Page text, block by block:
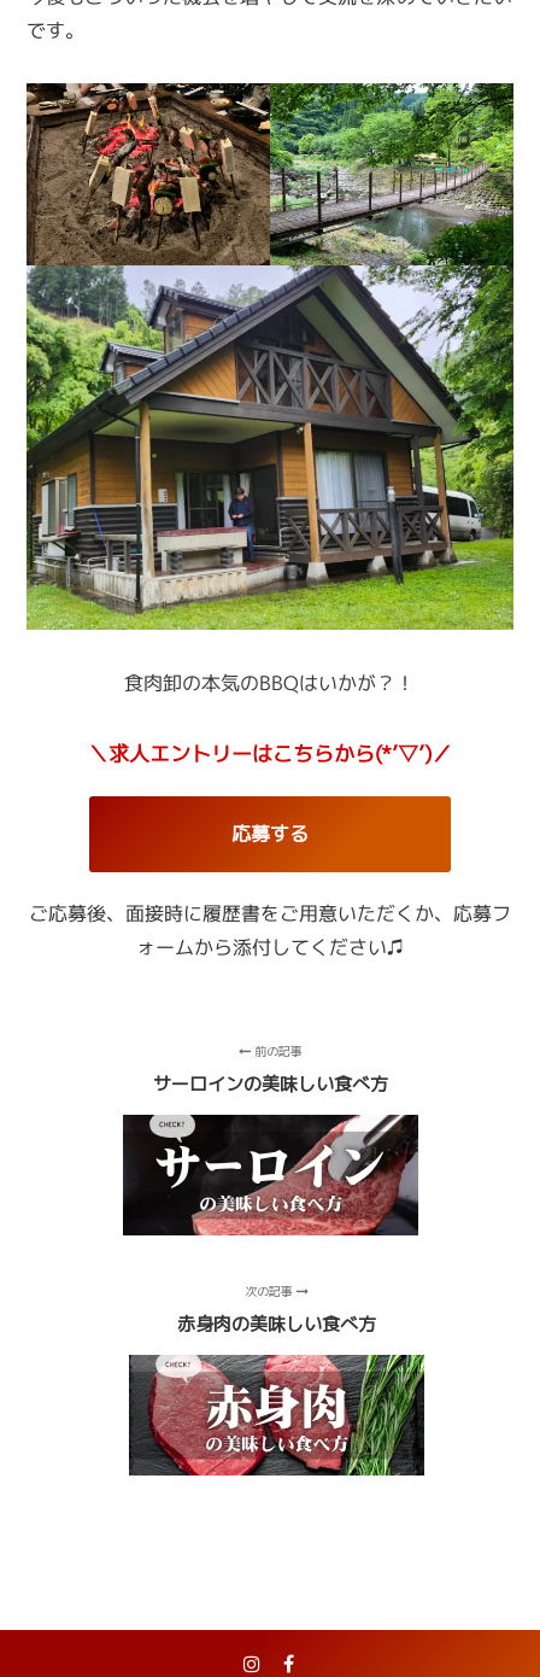
です。
食肉卸の本気のBBQはいかが？！
＼求人エントリーはこちらから(*’▽’)／
応募する
ご応募後、面接時に履歴書をご用意いただくか、応募フ
ォームから添付してください♫
前の記事
サーロインの美味しい食べ方
次の記事
赤身肉の美味しい食べ方